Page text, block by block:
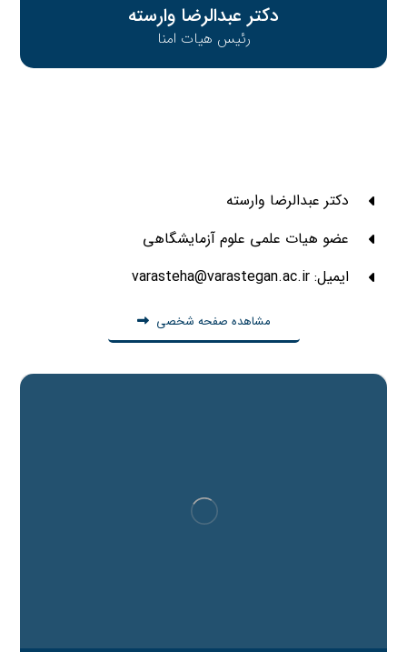
دکتر عبدالرضا وارسته
رئیس هیات امنا
دکتر عبدالرضا وارسته
عضو هیات علمی علوم آزمایشگاهی
ایمیل: varasteha@varastegan.ac.ir
مشاهده صفحه شخصی